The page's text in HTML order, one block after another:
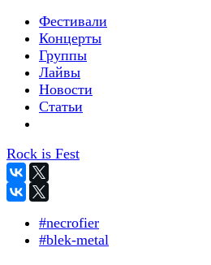
Фестивали
Концерты
Группы
Лайвы
Новости
Статьи
Rock is Fest
#necrofier
#blek-metal